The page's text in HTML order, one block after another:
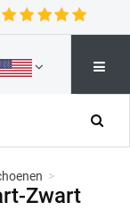
>
Zwart